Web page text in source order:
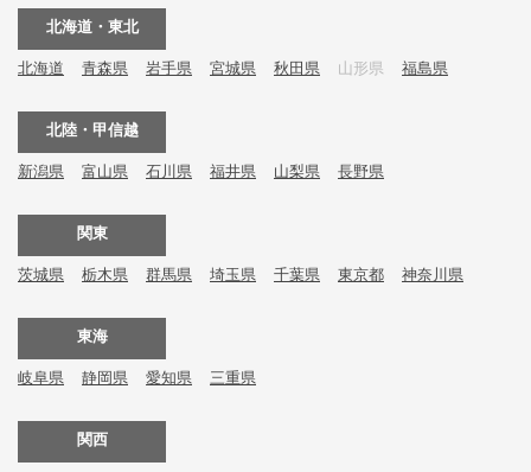
北海道・東北
北海道 青森県 岩手県 宮城県 秋田県 山形県 福島県
北陸・甲信越
新潟県 富山県 石川県 福井県 山梨県 長野県
関東
茨城県 栃木県 群馬県 埼玉県 千葉県 東京都 神奈川県
東海
岐阜県 静岡県 愛知県 三重県
関西